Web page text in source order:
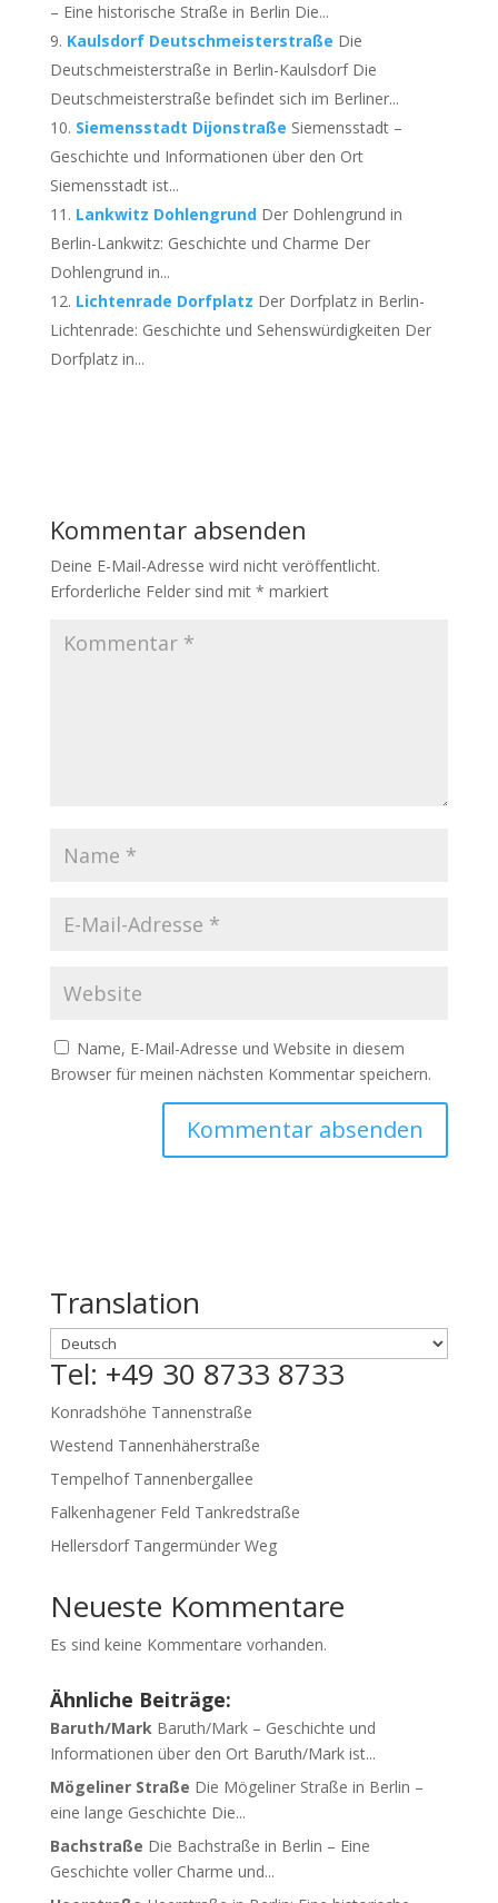
– Eine historische Straße in Berlin Die...
Kaulsdorf Deutschmeisterstraße Die
Deutschmeisterstraße in Berlin-Kaulsdorf Die
Deutschmeisterstraße befindet sich im Berliner...
Siemensstadt Dijonstraße Siemensstadt –
Geschichte und Informationen über den Ort
Siemensstadt ist...
Lankwitz Dohlengrund Der Dohlengrund in
Berlin-Lankwitz: Geschichte und Charme Der
Dohlengrund in...
Lichtenrade Dorfplatz Der Dorfplatz in Berlin-
Lichtenrade: Geschichte und Sehenswürdigkeiten Der
Dorfplatz in...
Kommentar absenden
Deine E-Mail-Adresse wird nicht veröffentlicht.
Erforderliche Felder sind mit * markiert
Name, E-Mail-Adresse und Website in diesem
Browser für meinen nächsten Kommentar speichern.
Translation
Tel: +49 30 8733 8733
Konradshöhe Tannenstraße
Westend Tannenhäherstraße
Tempelhof Tannenbergallee
Falkenhagener Feld Tankredstraße
Hellersdorf Tangermünder Weg
Neueste Kommentare
Es sind keine Kommentare vorhanden.
Ähnliche Beiträge:
Baruth/Mark Baruth/Mark – Geschichte und
Informationen über den Ort Baruth/Mark ist...
Mögeliner Straße Die Mögeliner Straße in Berlin –
eine lange Geschichte Die...
Bachstraße Die Bachstraße in Berlin – Eine
Geschichte voller Charme und...